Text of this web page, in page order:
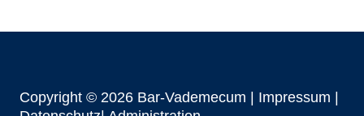
Copyright © 2026 Bar-Vademecum | Impressum